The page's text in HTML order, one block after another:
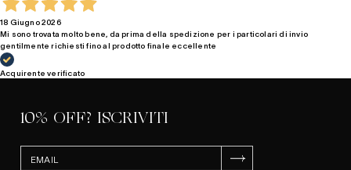
18 Giugno 2026
Mi sono trovata molto bene, da prima della spedizione per i particolari di invio
gentilmente richiesti fino al prodotto finale eccellente
Acquirente verificato
10% OFF? ISCRIVITI